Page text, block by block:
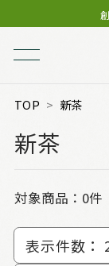
TOP 新茶
新茶
対象商品：0件
表示件数：